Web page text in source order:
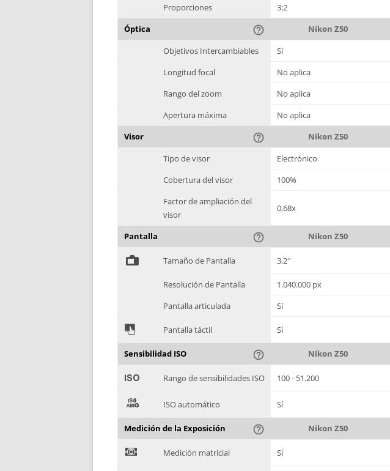
Proporciones
3:2
Óptica
help_outline Nikon Z50
Objetivos Intercambiables
Sí
Longitud focal
No aplica
Rango del zoom
No aplica
Apertura máxima
No aplica
Visor
help_outline Nikon Z50
Tipo de visor
Electrónico
Cobertura del visor
100%
Factor de ampliación del
visor
0,68x
Pantalla help_outline Nikon Z50
% Tamaño de Pantalla 3,2''
Resolución de Pantalla 1.040.000 px
Pantalla articulada
Sí
& Pantalla táctil Sí
Sensibilidad ISO help_outline Nikon Z50
' Rango de sensibilidades ISO 100 - 51.200
( ISO automático Sí
Medición de la Exposición help_outline Nikon Z50
) Medición matricial Sí